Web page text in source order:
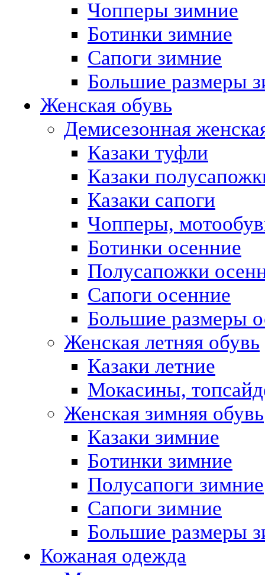
Чопперы зимние
Ботинки зимние
Сапоги зимние
Большие размеры
Женская обувь
Демисезонная
Казаки туфли
Казаки
Казаки сапоги
Чопперы,
Ботинки осенние
Полусапожки
Сапоги осенние
Большие размеры
Женская летняя обувь
Казаки летние
Мокасины,
Женская зимняя обувь
Казаки зимние
Ботинки зимние
Полусапоги зимние
Сапоги зимние
Большие размеры
Кожаная одежда